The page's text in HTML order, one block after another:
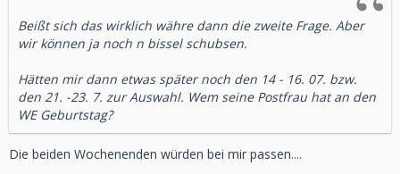
Beißt sich das wirklich währe dann die zweite Frage. Aber
wir können ja noch n bissel schubsen.
Hätten mir dann etwas später noch den 14 - 16. 07. bzw.
den 21. -23. 7. zur Auswahl. Wem seine Postfrau hat an den
WE Geburtstag?
Die beiden Wochenenden würden bei mir passen....